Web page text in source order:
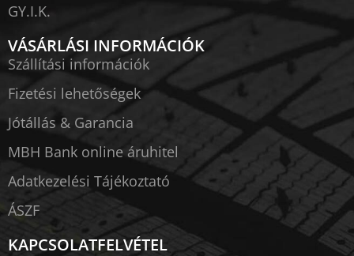
GY.I.K.
VÁSÁRLÁSI INFORMÁCIÓK
Szállítási információk
Fizetési lehetőségek
Jótállás & Garancia
MBH Bank online áruhitel
Adatkezelési Tájékoztató
ÁSZF
KAPCSOLATFELVÉTEL